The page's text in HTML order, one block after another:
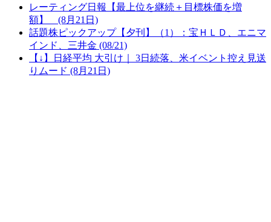
レーティング日報【最上位を継続＋目標株価を増
額】 (8月21日)
話題株ピックアップ【夕刊】（1）：宝ＨＬＤ、エニマ
インド、三井金 (08/21)
【↓】日経平均 大引け｜ 3日続落、米イベント控え見送
りムード (8月21日)